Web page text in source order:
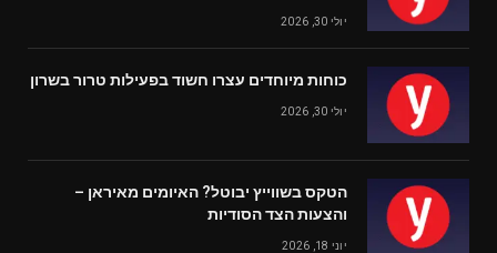
יולי 30, 2026
כוחות מיוחדים עצרו חשוד בפעילות טרור בשרון
יולי 30, 2026
הטקס בשווייץ יבוטל? האיומים מאיראן –
והצעות הצד הסודיות
יוני 18, 2026